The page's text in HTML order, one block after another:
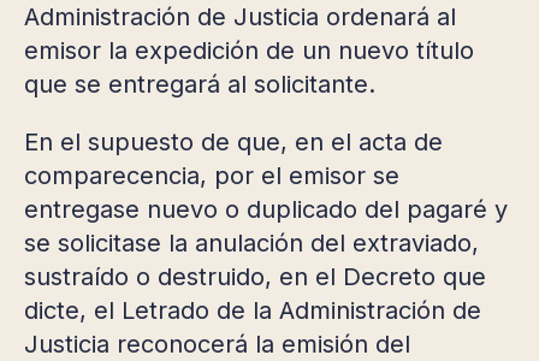
Administración de Justicia ordenará al
emisor la expedición de un nuevo título
que se entregará al solicitante.
En el supuesto de que, en el acta de
comparecencia, por el emisor se
entregase nuevo o duplicado del pagaré y
se solicitase la anulación del extraviado,
sustraído o destruido, en el Decreto que
dicte, el Letrado de la Administración de
Justicia reconocerá la emisión del